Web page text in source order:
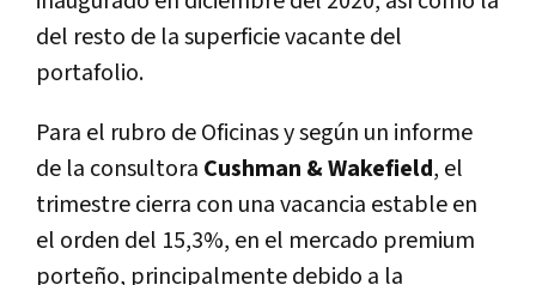
del resto de la superficie vacante del
portafolio.
Para el rubro de Oficinas y según un informe
de la consultora Cushman & Wakefield, el
trimestre cierra con una vacancia estable en
el orden del 15,3%, en el mercado premium
porteño, principalmente debido a la